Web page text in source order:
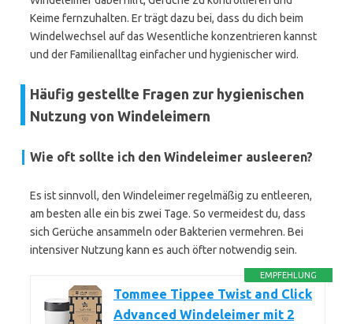
Keime fernzuhalten. Er trägt dazu bei, dass du dich beim
Windelwechsel auf das Wesentliche konzentrieren kannst
und der Familienalltag einfacher und hygienischer wird.
Häufig gestellte Fragen zur hygienischen
Nutzung von Windeleimern
Wie oft sollte ich den Windeleimer ausleeren?
Es ist sinnvoll, den Windeleimer regelmäßig zu entleeren,
am besten alle ein bis zwei Tage. So vermeidest du, dass
sich Gerüche ansammeln oder Bakterien vermehren. Bei
intensiver Nutzung kann es auch öfter notwendig sein.
EMPFEHLUNG
Tommee Tippee Twist and Click
Advanced Windeleimer mit 2